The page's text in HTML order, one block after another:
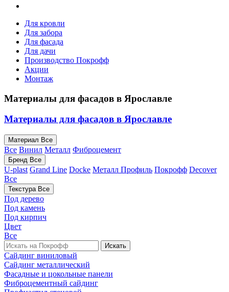
Для кровли
Для забора
Для фасада
Для дачи
Производство Покрофф
Акции
Монтаж
Материалы для фасадов в Ярославле
Материалы для фасадов в Ярославле
Материал Все
Все Винил Металл Фиброцемент
Бренд Все
U-plast Grand Line Docke Металл Профиль Покрофф Decover
Все
Текстура Все
Под дерево
Под камень
Под кирпич
Цвет
Все
Искать
Сайдинг виниловый
Сайдинг металлический
Фасадные и цокольные панели
Фиброцементный сайдинг